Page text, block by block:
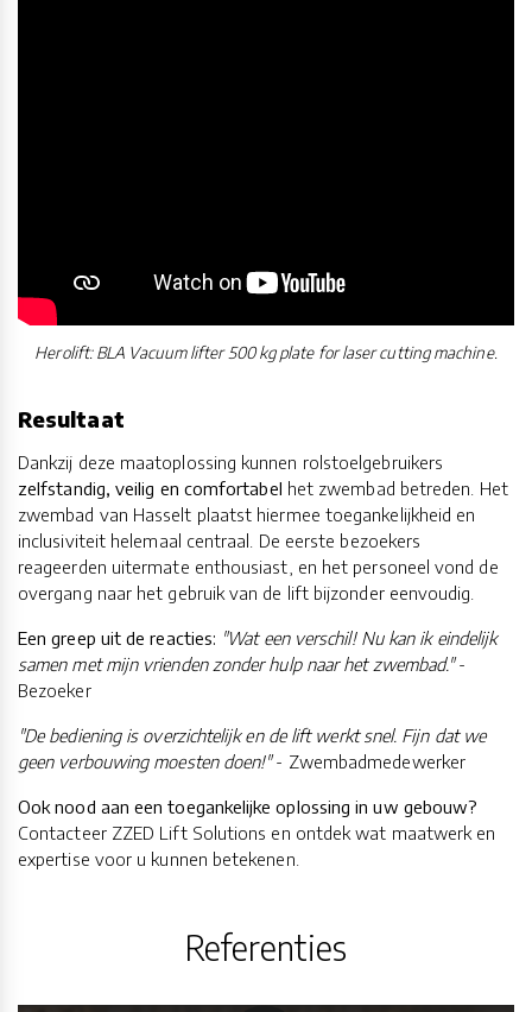
Herolift: BLA Vacuum lifter 500 kg plate for laser cutting machine.
Resultaat
Dankzij deze maatoplossing kunnen rolstoelgebruikers
zelfstandig, veilig en comfortabel het zwembad betreden. Het
zwembad van Hasselt plaatst hiermee toegankelijkheid en
inclusiviteit helemaal centraal. De eerste bezoekers
reageerden uitermate enthousiast, en het personeel vond de
overgang naar het gebruik van de lift bijzonder eenvoudig.
Een greep uit de reacties: "Wat een verschil! Nu kan ik eindelijk
samen met mijn vrienden zonder hulp naar het zwembad."-
Bezoeker
"De bediening is overzichtelijk en de lift werkt snel. Fijn dat we
geen verbouwing moesten doen!"- Zwembadmedewerker
Ook nood aan een toegankelijke oplossing in uw gebouw?
Contacteer ZZED Lift Solutions en ontdek wat maatwerk en
expertise voor u kunnen betekenen.
Referenties